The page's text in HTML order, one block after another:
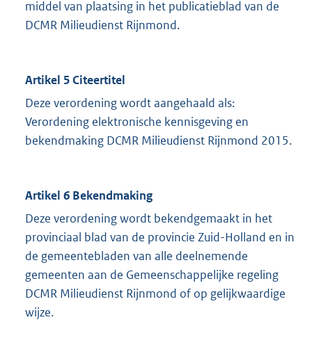
middel van plaatsing in het publicatieblad van de
DCMR Milieudienst Rijnmond.
Artikel 5 Citeertitel
Deze verordening wordt aangehaald als:
Verordening elektronische kennisgeving en
bekendmaking DCMR Milieudienst Rijnmond 2015.
Artikel 6 Bekendmaking
Deze verordening wordt bekendgemaakt in het
provinciaal blad van de provincie Zuid-Holland en in
de gemeentebladen van alle deelnemende
gemeenten aan de Gemeenschappelijke regeling
DCMR Milieudienst Rijnmond of op gelijkwaardige
wijze.